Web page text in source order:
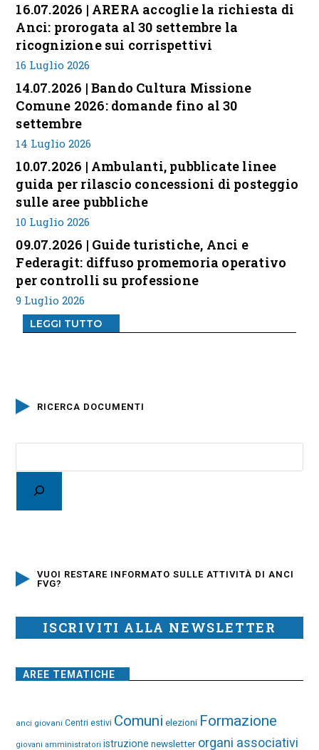
16.07.2026 | ARERA accoglie la richiesta di
Anci: prorogata al 30 settembre la
ricognizione sui corrispettivi
16 Luglio 2026
14.07.2026 | Bando Cultura Missione
Comune 2026: domande fino al 30
settembre
14 Luglio 2026
10.07.2026 | Ambulanti, pubblicate linee
guida per rilascio concessioni di posteggio
sulle aree pubbliche
10 Luglio 2026
09.07.2026 | Guide turistiche, Anci e
Federagit: diffuso promemoria operativo
per controlli su professione
9 Luglio 2026
LEGGI TUTTO
RICERCA DOCUMENTI
VUOI RESTARE INFORMATO SULLE ATTIVITÀ DI ANCI
FVG?
ISCRIVITI ALLA NEWSLETTER
AREE TEMATICHE
anci giovani Centri estivi Comuni elezioni Formazione
giovani amministratori istruzione newsletter organi associativi